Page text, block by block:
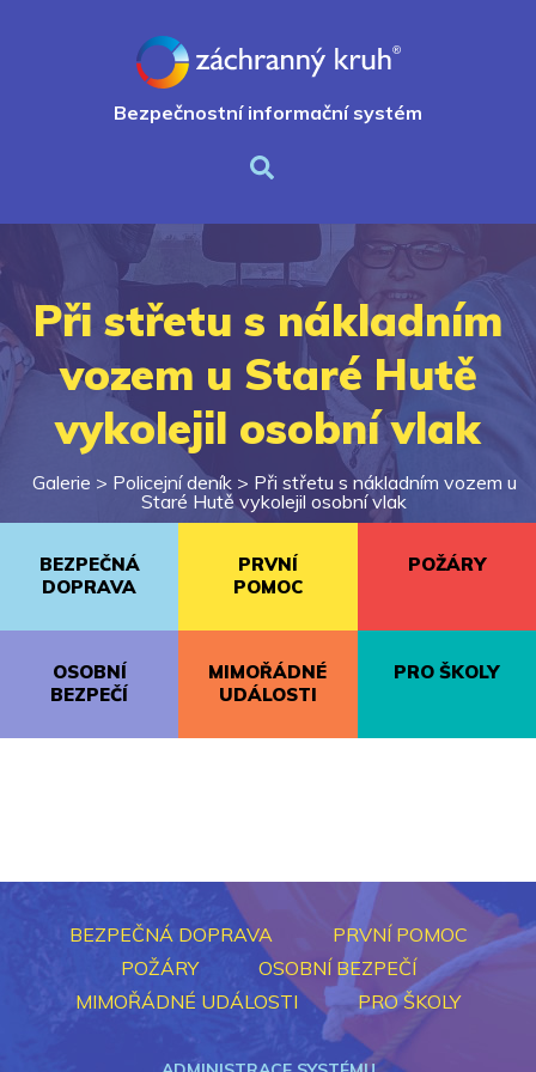
Bezpečnostní informační systém
Při střetu s nákladním
vozem u Staré Hutě
vykolejil osobní vlak
Galerie > Policejní deník> Při střetu s nákladním vozem u
Staré Hutě vykolejil osobní vlak
BEZPEČNÁ
DOPRAVA
PRVNÍ
POMOC
POŽÁRY
OSOBNÍ
BEZPEČÍ
MIMOŘÁDNÉ
UDÁLOSTI
PRO ŠKOLY
BEZPEČNÁ DOPRAVA
PRVNÍ POMOC
POŽÁRY
OSOBNÍ BEZPEČÍ
MIMOŘÁDNÉ UDÁLOSTI
PRO ŠKOLY